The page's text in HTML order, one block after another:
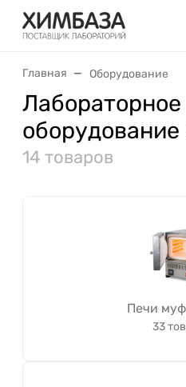
Главная Оборудование
Лабораторное
14 товаров
Печи
33